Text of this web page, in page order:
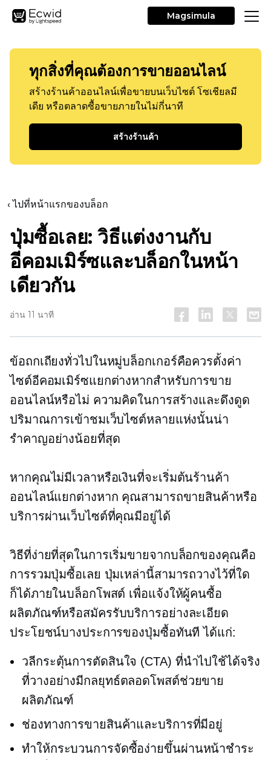
Magsimula
ทุกสิ่งที่คุณต้องการขายออนไลน์
สร้างร้านค้าออนไลน์เพื่อขายบนเว็บไซต์ โซเชียลมี
เดีย หรือตลาดซื้อขายภายในไม่กี่นาที
สร้างร้านค้า
‹ ไปที่หน้าแรกของบล็อก
ปุ่มซื้อเลย: วิธีแต่งงานกับ
อีคอมเมิร์ซและบล็อกในหน้า
เดียวกัน
อ่าน 11 นาที
ข้อถกเถียงทั่วไปในหมู่บล็อกเกอร์คือควรตั้งค่า
ไซต์อีคอมเมิร์ซแยกต่างหากสำหรับการขาย
ออนไลน์หรือไม่ ความคิดในการสร้างและดึงดูด
ปริมาณการเข้าชมเว็บไซต์หลายแห่งนั้นน่า
รำคาญอย่างน้อยที่สุด
หากคุณไม่มีเวลาหรือเงินที่จะเริ่มต้นร้านค้า
ออนไลน์แยกต่างหาก คุณสามารถขายสินค้าหรือ
บริการผ่านเว็บไซต์ที่คุณมีอยู่ได้
วิธีที่ง่ายที่สุดในการเริ่มขายจากบล็อกของคุณคือ
การรวมปุ่มซื้อเลย ปุ่มเหล่านี้สามารถวางไว้ที่ใด
ก็ได้ภายในบล็อกโพสต์ เพื่อแจ้งให้ผู้คนซื้อ
ผลิตภัณฑ์หรือสมัครรับบริการอย่างละเอียด
ประโยชน์บางประการของปุ่มซื้อทันที ได้แก่:
วลีกระตุ้นการตัดสินใจ (CTA) ที่นำไปใช้ได้จริง
ที่วางอย่างมีกลยุทธ์ตลอดโพสต์ช่วยขาย
ผลิตภัณฑ์
ช่องทางการขายสินค้าและบริการที่มีอยู่
ทำให้กระบวนการจัดซื้อง่ายขึ้นผ่านหน้าชำระ